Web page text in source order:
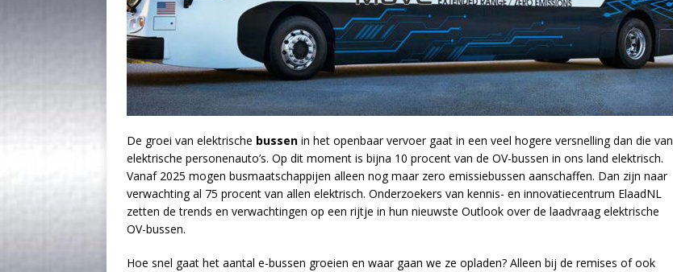
De groei van elektrische bussen in het openbaar vervoer gaat in een veel hogere versnelling dan die van
elektrische personenauto’s. Op dit moment is bijna 10 procent van de OV-bussen in ons land elektrisch.
Vanaf 2025 mogen busmaatschappijen alleen nog maar zero emissiebussen aanschaffen. Dan zijn naar
verwachting al 75 procent van allen elektrisch. Onderzoekers van kennis- en innovatiecentrum ElaadNL
zetten de trends en verwachtingen op een rijtje in hun nieuwste Outlook over de laadvraag elektrische
OV-bussen.
Hoe snel gaat het aantal e-bussen groeien en waar gaan we ze opladen? Alleen bij de remises of ook